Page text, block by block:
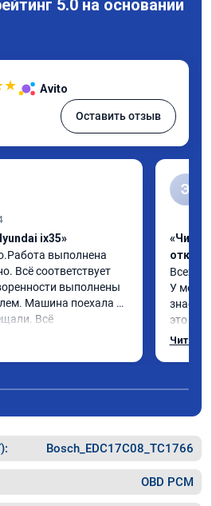
5.0 на основании
★ Avito
Оставить отзыв
ix35»
выполнена
Всё соответствует
выполнены
Машина поехала
Всё
данную
Э
«Чип
Всех
У меня
знает
это
газов,
как
Машина
ничего
сразу.
Читать
Bosch_EDC17C08_TC1766
OBD PCM